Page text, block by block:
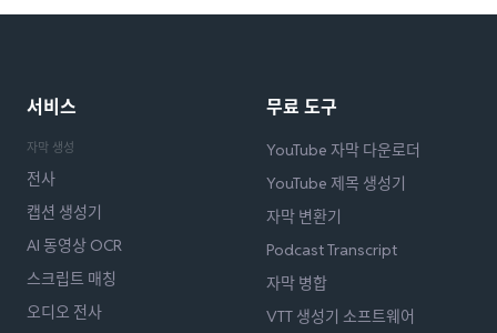
서비스
자막 생성
전사
캡션 생성기
AI 동영상 OCR
스크립트 매칭
오디오 전사
무료 도구
YouTube 자막 다운로더
YouTube 제목 생성기
자막 변환기
Podcast Transcript
자막 병합
VTT 생성기 소프트웨어